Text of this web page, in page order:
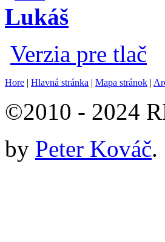
Verzia pre tlač
Hore | Hlavná stránka | Mapa stránok |
©2010 - 2024
by Peter Kováč.